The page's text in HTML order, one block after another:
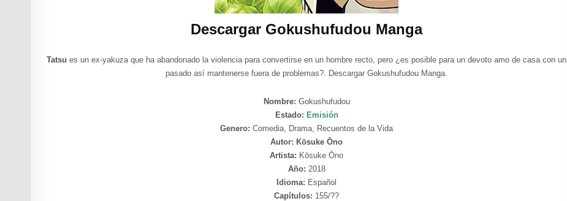
Descargar Gokushufudou Manga
Tatsu es un ex-yakuza que ha abandonado la violencia para convertirse en un hombre recto, pero ¿es posible para un devoto amo de casa con un
pasado así mantenerse fuera de problemas?. Descargar Gokushufudou Manga.
Nombre: Gokushufudou
Estado: Emisión
Genero:Comedia, Drama, Recuentos de la Vida
Autor: Kōsuke Ōno
Artista: Kōsuke Ōno
Año: 2018
Idioma: Español
Capítulos: 155/??